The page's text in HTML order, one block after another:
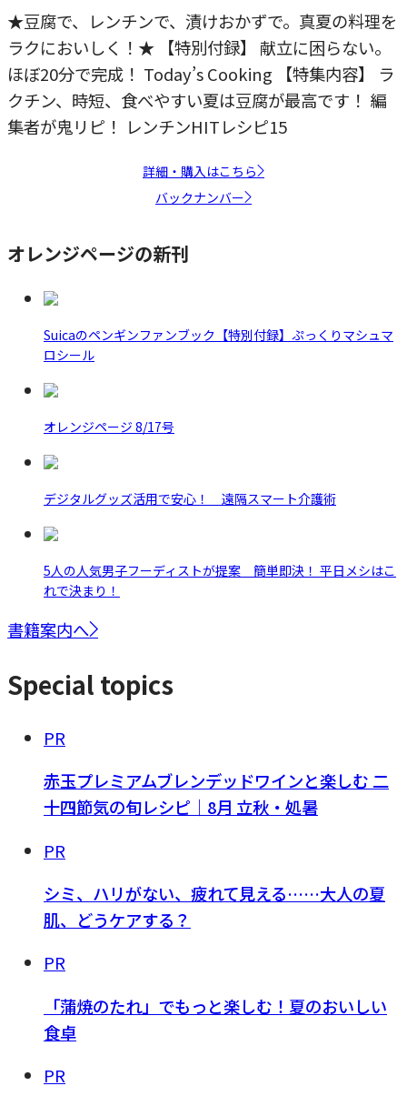
★豆腐で、レンチンで、漬けおかずで。真夏の料理を
ラクにおいしく！★ 【特別付録】 献立に困らない。
ほぼ20分で完成！ Today’s Cooking 【特集内容】 ラ
クチン、時短、食べやすい夏は豆腐が最高です！ 編
集者が鬼リピ！ レンチンHITレシピ15
詳細・購入はこちら
バックナンバー
オレンジページの新刊
Suicaのペンギンファンブック【特別付録】ぷっくりマシュマ
ロシール
オレンジページ 8/17号
デジタルグッズ活用で安心！ 遠隔スマート介護術
5人の人気男子フーディストが提案 簡単即決！ 平日メシはこ
れで決まり！
書籍案内へ
Special topics
PR
赤玉プレミアムブレンデッドワインと楽しむ 二
十四節気の旬レシピ｜8月 立秋・処暑
PR
シミ、ハリがない、疲れて見える……大人の夏
肌、どうケアする？
PR
「蒲焼のたれ」でもっと楽しむ！夏のおいしい
食卓
PR